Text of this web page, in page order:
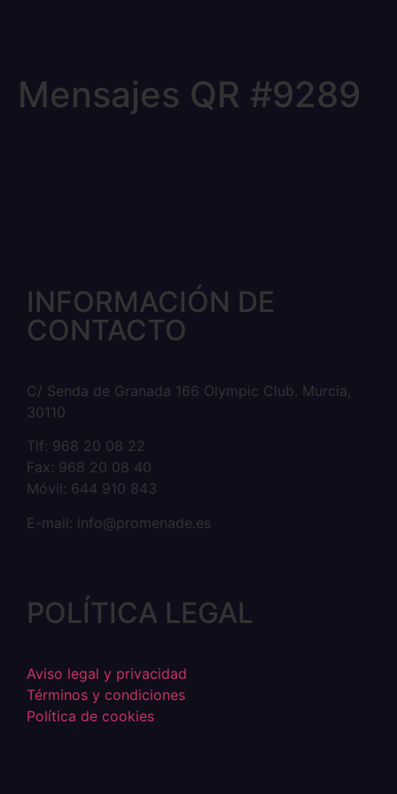
Mensajes QR #9289
INFORMACIÓN DE
CONTACTO
C/ Senda de Granada 166 Olympic Club. Murcia,
30110
Tlf: 968 20 08 22
Fax: 968 20 08 40
Móvil: 644 910 843
E-mail: info@promenade.es
POLÍTICA LEGAL
Aviso legal y privacidad
Términos y condiciones
Política de cookies